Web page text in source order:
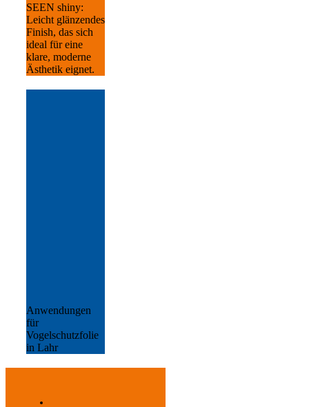
SEEN shiny:
Leicht glänzendes
Finish, das sich
ideal für eine
klare, moderne
Ästhetik eignet.
Anwendungen
für
Vogelschutzfolie
in Lahr